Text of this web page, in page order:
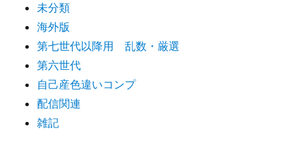
未分類
海外版
第七世代以降用 乱数・厳選
第六世代
自己産色違いコンプ
配信関連
雑記